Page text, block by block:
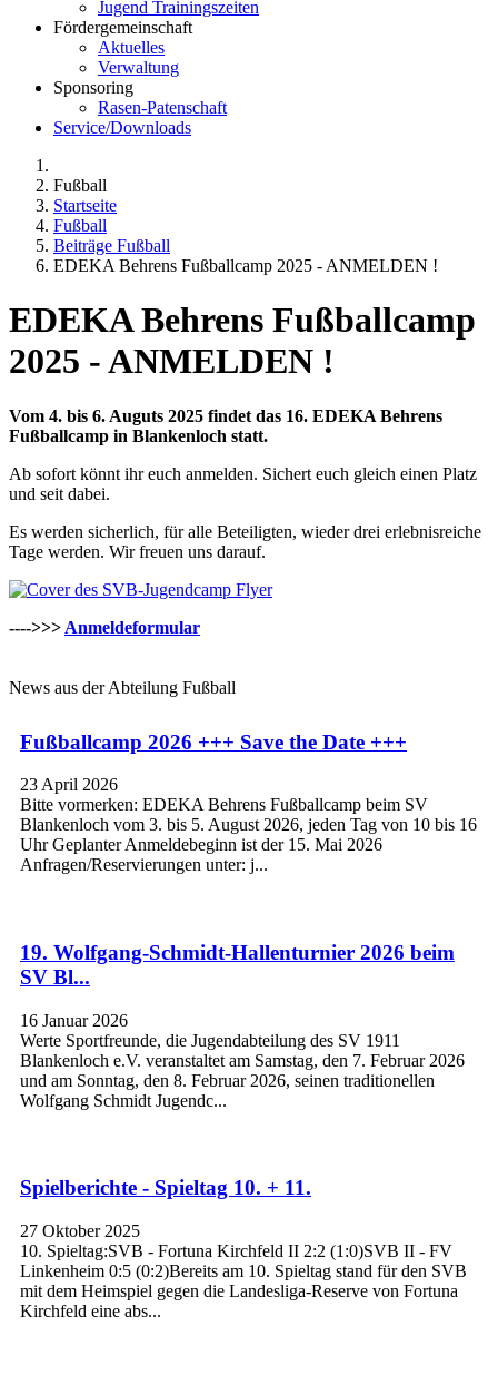
Jugend Trainingszeiten
Fördergemeinschaft
Aktuelles
Verwaltung
Sponsoring
Rasen-Patenschaft
Service/Downloads
Fußball
Startseite
Fußball
Beiträge Fußball
EDEKA Behrens Fußballcamp 2025 - ANMELDEN !
EDEKA Behrens Fußballcamp
2025 - ANMELDEN !
Vom 4. bis 6. Auguts 2025 findet das 16. EDEKA Behrens
Fußballcamp in Blankenloch statt.
Ab sofort könnt ihr euch anmelden. Sichert euch gleich einen Platz
und seit dabei.
Es werden sicherlich, für alle Beteiligten, wieder drei erlebnisreiche
Tage werden. Wir freuen uns darauf.
---->>> Anmeldeformular
News aus der Abteilung Fußball
Fußballcamp 2026 +++ Save the Date +++
23 April 2026
Bitte vormerken: EDEKA Behrens Fußballcamp beim SV
Blankenloch vom 3. bis 5. August 2026, jeden Tag von 10 bis 16
Uhr Geplanter Anmeldebeginn ist der 15. Mai 2026
Anfragen/Reservierungen unter: j...
19. Wolfgang-Schmidt-Hallenturnier 2026 beim
SV Bl...
16 Januar 2026
Werte Sportfreunde, die Jugendabteilung des SV 1911
Blankenloch e.V. veranstaltet am Samstag, den 7. Februar 2026
und am Sonntag, den 8. Februar 2026, seinen traditionellen
Wolfgang Schmidt Jugendc...
Spielberichte - Spieltag 10. + 11.
27 Oktober 2025
10. Spieltag:SVB - Fortuna Kirchfeld II 2:2 (1:0)SVB II - FV
Linkenheim 0:5 (0:2)Bereits am 10. Spieltag stand für den SVB
mit dem Heimspiel gegen die Landesliga-Reserve von Fortuna
Kirchfeld eine abs...